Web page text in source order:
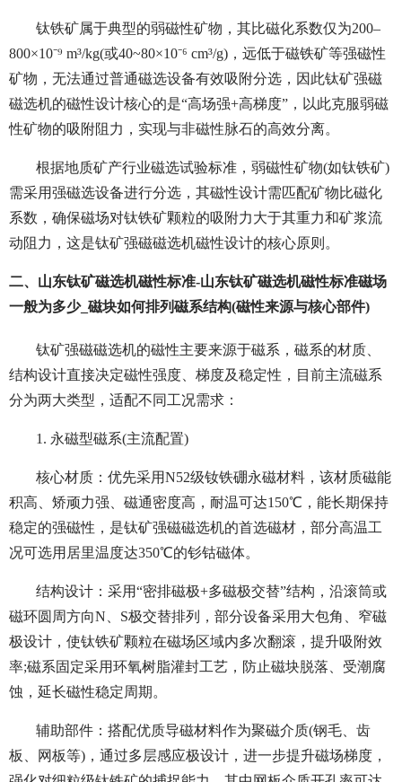
钛铁矿属于典型的弱磁性矿物，其比磁化系数仅为200–
800×10⁻⁹ m³/kg(或40~80×10⁻⁶ cm³/g)，远低于磁铁矿等强磁性
矿物，无法通过普通磁选设备有效吸附分选，因此钛矿强磁
磁选机的磁性设计核心的是“高场强+高梯度”，以此克服弱磁
性矿物的吸附阻力，实现与非磁性脉石的高效分离。
根据地质矿产行业磁选试验标准，弱磁性矿物(如钛铁矿)
需采用强磁选设备进行分选，其磁性设计需匹配矿物比磁化
系数，确保磁场对钛铁矿颗粒的吸附力大于其重力和矿浆流
动阻力，这是钛矿强磁磁选机磁性设计的核心原则。
二、山东钛矿磁选机磁性标准-山东钛矿磁选机磁性标准磁场
一般为多少_磁块如何排列磁系结构(磁性来源与核心部件)
钛矿强磁磁选机的磁性主要来源于磁系，磁系的材质、
结构设计直接决定磁性强度、梯度及稳定性，目前主流磁系
分为两大类型，适配不同工况需求：
1. 永磁型磁系(主流配置)
核心材质：优先采用N52级钕铁硼永磁材料，该材质磁能
积高、矫顽力强、磁通密度高，耐温可达150℃，能长期保持
稳定的强磁性，是钛矿强磁磁选机的首选磁材，部分高温工
况可选用居里温度达350℃的钐钴磁体。
结构设计：采用“密排磁极+多磁极交替”结构，沿滚筒或
磁环圆周方向N、S极交替排列，部分设备采用大包角、窄磁
极设计，使钛铁矿颗粒在磁场区域内多次翻滚，提升吸附效
率;磁系固定采用环氧树脂灌封工艺，防止磁块脱落、受潮腐
蚀，延长磁性稳定周期。
辅助部件：搭配优质导磁材料作为聚磁介质(钢毛、齿
板、网板等)，通过多层感应极设计，进一步提升磁场梯度，